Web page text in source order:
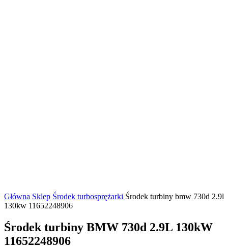
Główna Sklep Środek turbosprężarki Środek turbiny bmw 730d 2.9l
130kw 11652248906
Środek turbiny BMW 730d 2.9L 130kW
11652248906